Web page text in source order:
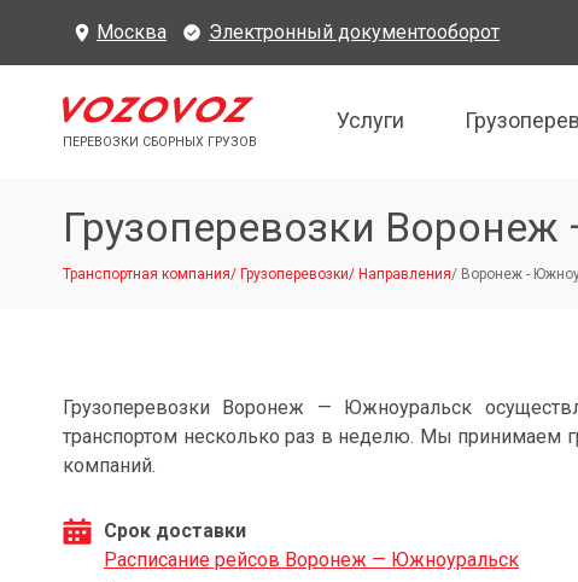
Москва Электронный документооборот
ПЕРЕВОЗКИ СБОРНЫХ ГРУЗОВ
Услуги
Грузоперевозки
Транспортная компания/ Грузоперевозки/ Направления/ Воронеж -
Грузоперевозки Воронеж — Южноуральск
транспортом несколько раз в неделю. Мы принимаем
компаний.
Срок доставки
Расписание рейсов Воронеж — Южноуральск